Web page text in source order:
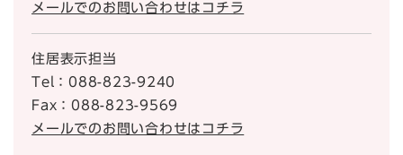
メールでのお問い合わせはコチラ
住居表示担当
Tel：088-823-9240
Fax：088-823-9569
メールでのお問い合わせはコチラ